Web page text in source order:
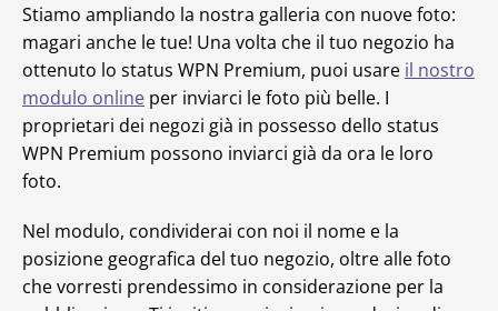
Stiamo ampliando la nostra galleria con nuove foto:
magari anche le tue! Una volta che il tuo negozio ha
ottenuto lo status WPN Premium, puoi usare il nostro
modulo online per inviarci le foto più belle. I
proprietari dei negozi già in possesso dello status
WPN Premium possono inviarci già da ora le loro
foto.
Nel modulo, condividerai con noi il nome e la
posizione geografica del tuo negozio, oltre alle foto
che vorresti prendessimo in considerazione per la